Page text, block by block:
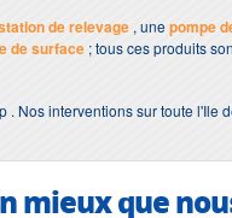
de relevage , unepompe
de surface ; tous ces produits
interventions sur toute l'Ile
mieux que